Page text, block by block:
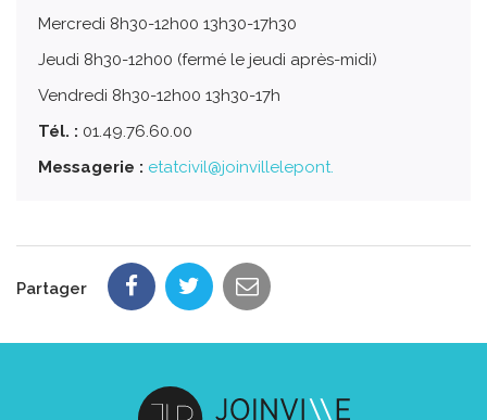
Mercredi 8h30-12h00 13h30-17h30
Jeudi 8h30-12h00 (fermé le jeudi après-midi)
Vendredi 8h30-12h00 13h30-17h
Tél. : 01.49.76.60.00
Messagerie : etatcivil@joinvillelepont.
Partager